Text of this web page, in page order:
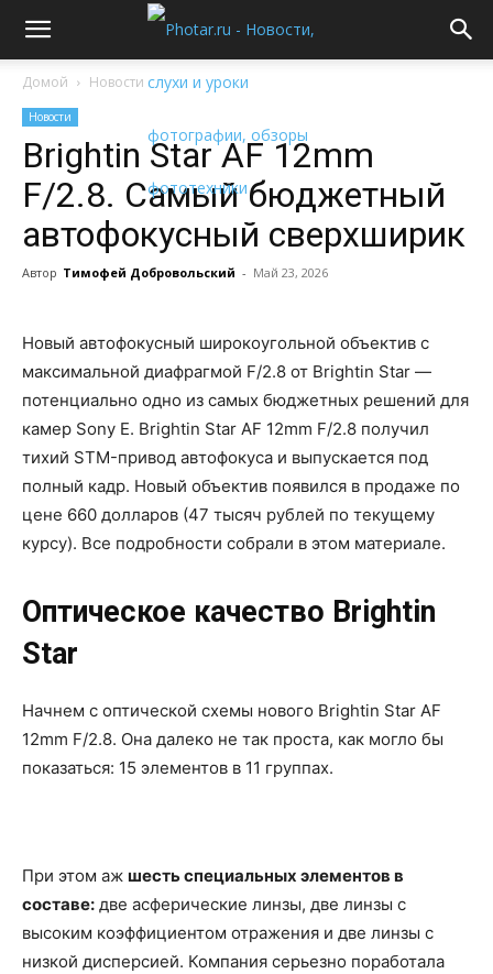
Домой Новости
Новости
Brightin Star AF 12mm
F/2.8. Самый бюджетный
автофокусный сверхширик
Автор Тимофей Добровольский - Май 23, 2026
Новый автофокусный широкоугольной объектив с
максимальной диафрагмой F/2.8 от Brightin Star —
потенциально одно из самых бюджетных решений для
камер Sony E. Brightin Star AF 12mm F/2.8 получил
тихий STM-привод автофокуса и выпускается под
полный кадр. Новый объектив появился в продаже по
цене 660 долларов (47 тысяч рублей по текущему
курсу). Все подробности собрали в этом материале.
Оптическое качество Brightin
Star
Начнем с оптической схемы нового Brightin Star AF
12mm F/2.8. Она далеко не так проста, как могло бы
показаться: 15 элементов в 11 группах.
При этом аж шесть специальных элементов в
составе: две асферические линзы, две линзы с
высоким коэффициентом отражения и две линзы с
низкой дисперсией. Компания серьезно поработала